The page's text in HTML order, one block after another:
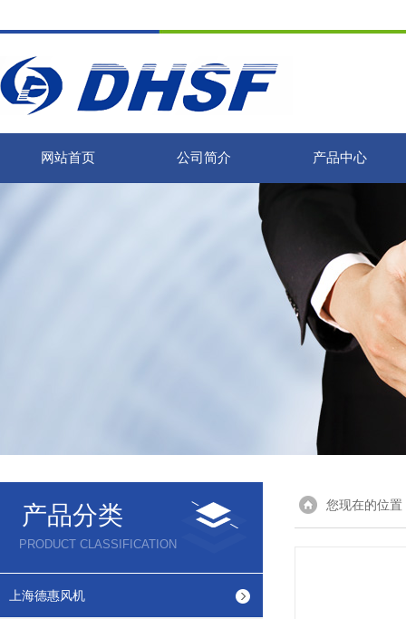
网站首页 公司简介 产品中心
产品分类
PRODUCT CLASSIFICATION
上海德惠风机
您现在的位置